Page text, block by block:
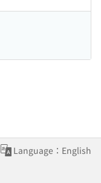
Language：English